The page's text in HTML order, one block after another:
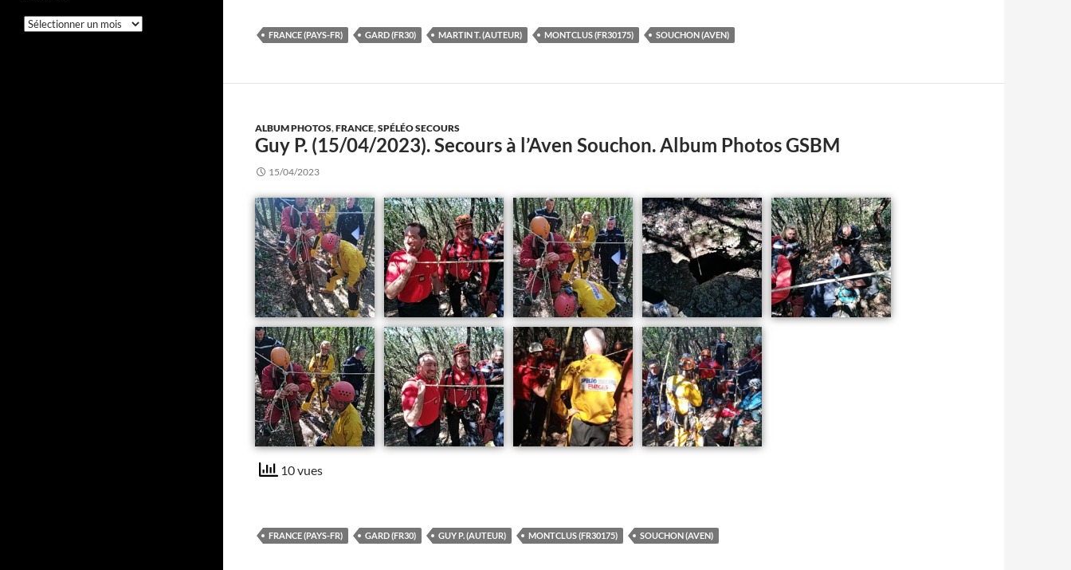
FRANCE (PAYS-FR) GARD (FR30) MARTIN T. (AUTEUR) MONTCLUS (FR30175) SOUCHON (AVEN)
ALBUM PHOTOS,FRANCE,SPÉLÉO SECOURS
Guy P. (15/04/2023). Secours à l’Aven Souchon. Album Photos GSBM
15/04/2023
10 vues
FRANCE (PAYS-FR) GARD (FR30) GUY P. (AUTEUR) MONTCLUS (FR30175) SOUCHON (AVEN)
Archives